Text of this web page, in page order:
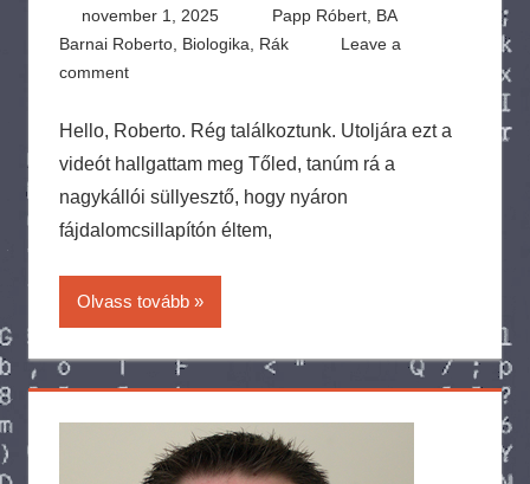
november 1, 2025
Papp Róbert, BA
Barnai Roberto, Biologika Rák
Leave a
comment
Hello, Roberto. Rég találkoztunk. Utoljára ezt a
videót hallgattam meg Tőled, tanúm rá a
nagykállói süllyesztő, hogy nyáron
fájdalomcsillapítón éltem,
Olvass tovább